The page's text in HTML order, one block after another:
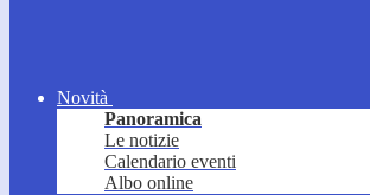
Novità
Panoramica
Le notizie
Calendario eventi
Albo online